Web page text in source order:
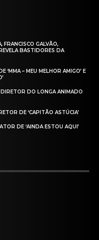
FRANCISCO GALVÃO,
BASTIDORES DA
‘MMA – MEU MELHOR AMIGO’ E
DO LONGA ANIMADO
DE ‘CAPITÃO ASTÚCIA’
DE ‘AINDA ESTOU AQUI’